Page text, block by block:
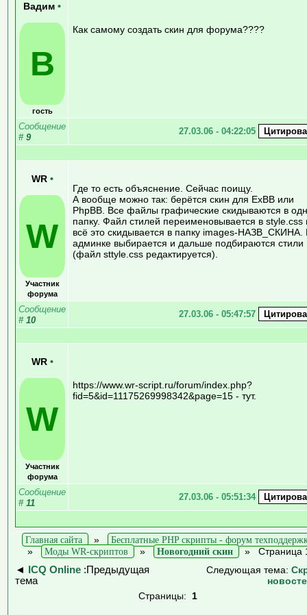
Вадим •
В
гость
Как самому создать скин для форума????
Сообщение
# 9
27.03.06 - 04:22:05
WR •
W
Участник
форума
Где то есть объяснение. Сейчас поищу.
А вообще можно так: берётся скин для ExBB или
PhpBB. Все файлы графические скидываются в
папку. Файл стилей переименовывается в style.css
всё это скидывается в папку images-НАЗВ_СКИНА.
админке выбирается и дальше подбираются стили
(файл sttyle.css редактируется).
Сообщение
# 10
27.03.06 - 05:47:57
WR •
W
Участник
форума
https://www.wr-script.ru/forum/index.php?
fid=5&id=11175269998342&page=15 - тут.
Сообщение
# 11
27.03.06 - 05:51:34
Главная сайта »
Бесплатные PHP скрипты - форум
»
Моды WR-скриптов » Новогодний скин » Страница
◄
ICQ Online :Предыдущая
тема
Следующая тема:
Страницы: 1